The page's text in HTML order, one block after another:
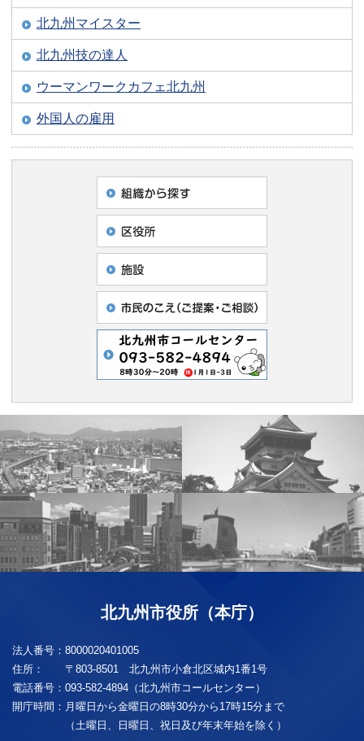
北九州マイスター
北九州技の達人
ウーマンワークカフェ北九州
外国人の雇用
北九州市役所（本庁）
法人番号： 8000020401005
住所：
〒803-8501 北九州市小倉北区城内1番1号
電話番号： 093-582-4894（北九州市コールセンター）
開庁時間： 月曜日から金曜日の8時30分から17時15分まで
（土曜日、日曜日、祝日及び年末年始を除く）